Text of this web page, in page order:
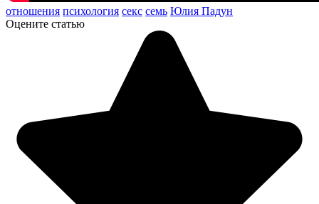
отношения психология секс семь Юлия Падун
Оцените статью